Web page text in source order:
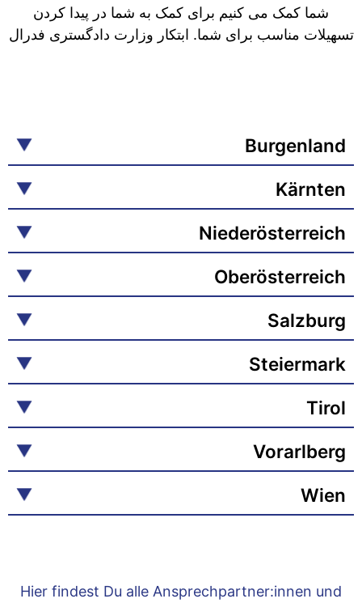
شما کمک می کنیم برای کمک به شما در پیدا کردن
تسهیلات مناسب برای شما. ابتکار وزارت دادگستری فدرال
Burgenland
Kärnten
Niederösterreich
Oberösterreich
Salzburg
Steiermark
Tirol
Vorarlberg
Wien
Hier findest Du alle Ansprechpartner:innen und